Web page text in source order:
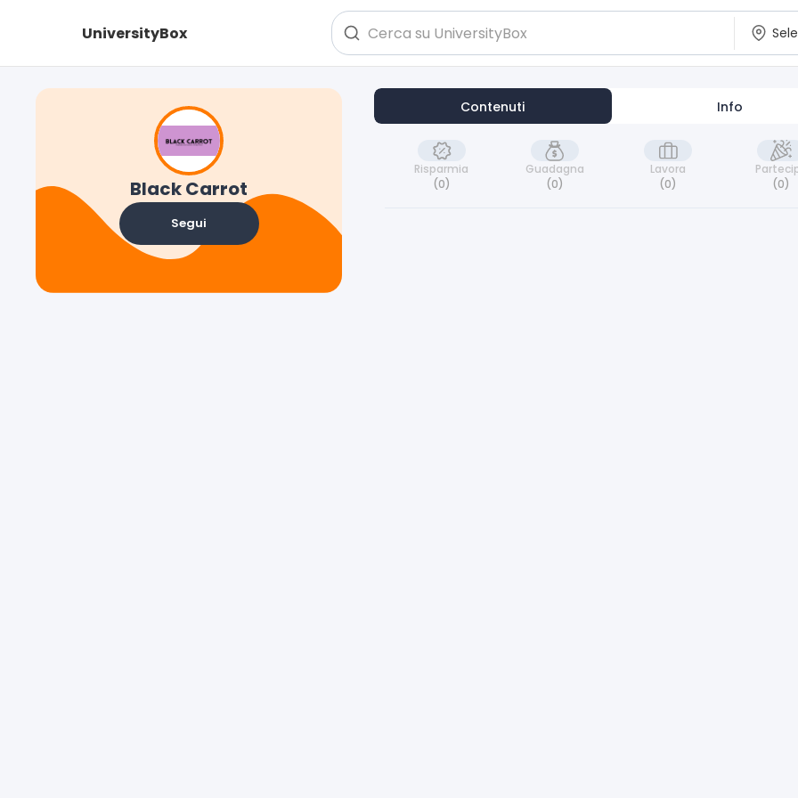
UniversityBox
Black Carrot
Segui
Contenuti Info
Risparmia
(0)
Guadagna
(0)
Lavora
(0)
(0)